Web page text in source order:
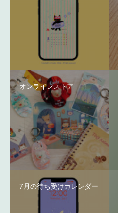
オンラインストア
7月の待ち受けカレンダー